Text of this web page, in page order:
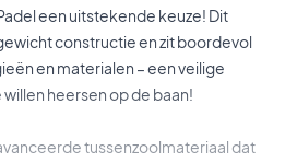
een uitstekende keuze! Dit
constructie en zit boordevol
en materialen – een veilige
heersen op de baan!
tussenzoolmateriaal dat